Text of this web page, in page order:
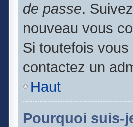
de passe.
nouveau vous
Si toutefois
contactez un
Haut
Pourquoi suis-